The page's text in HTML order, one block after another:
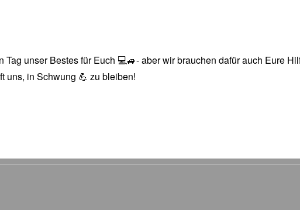
unser Bestes für Euch 💻🚙- aber wir brauchen dafür auch Eure
uns, in Schwung 💪 zu bleiben!